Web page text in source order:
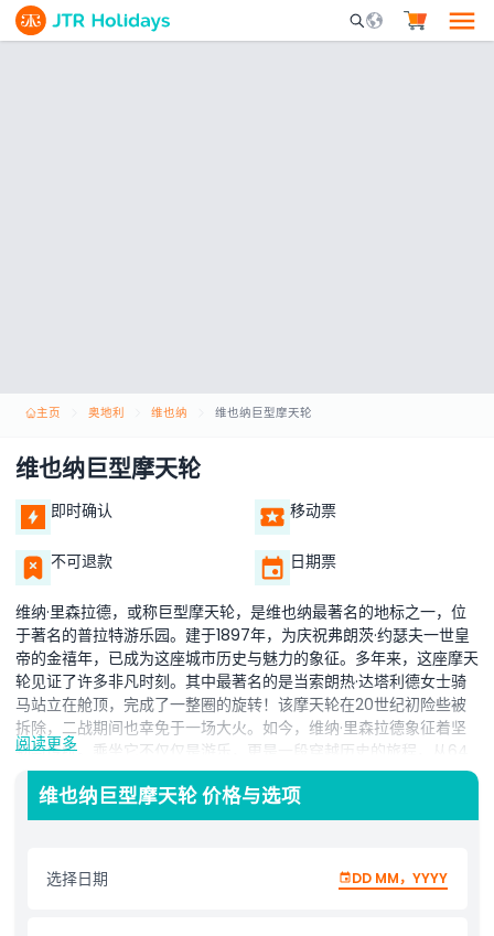
Mobile Search
主页 奥地利 维也纳 维也纳巨型摩天轮
维也纳巨型摩天轮
即时确认 移动票
不可退款 日期票
维纳·里森拉德，或称巨型摩天轮，是维也纳最著名的地标之一，位
于著名的普拉特游乐园。建于1897年，为庆祝弗朗茨·约瑟夫一世皇
帝的金禧年，已成为这座城市历史与魅力的象征。多年来，这座摩天
轮见证了许多非凡时刻。其中最著名的是当索朗热·达塔利德女士骑
马站立在舱顶，完成了一整圈的旋转！该摩天轮在20世纪初险些被
拆除，二战期间也幸免于一场大火。如今，维纳·里森拉德象征着坚
韧与传统。乘坐它不仅仅是游乐，更是一段穿越历史的旅程，从64
米高空欣赏维也纳的壮丽景色。从顶部望去，可以看到多瑙河、美泉
宫和圣斯特凡大教堂等著名地标。无论你是历史爱好者还是想欣赏美
丽城市风景，维纳·里森拉德都为各年龄层游客提供了独特且难忘的
阅读更多
维也纳巨型摩天轮 价格与选项
选择日期 DD MM，YYYY